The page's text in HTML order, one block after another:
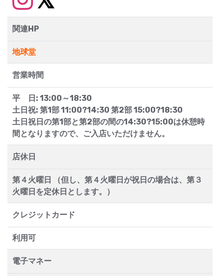
関連HP
地球堂
営業時間
平 日: 13:00～18:30
土日祝: 第1部 11:00?14:30 第2部 15:00?18:30
土日祝日の第1部と第2部の間の14:30?15:00は休憩時
間となりますので、ご入店いただけません。
店休日
第４火曜日 （但し、第４火曜日が祝日の場合は、第３
火曜日を定休日とします。）
クレジットカード
利用可
電子マネー